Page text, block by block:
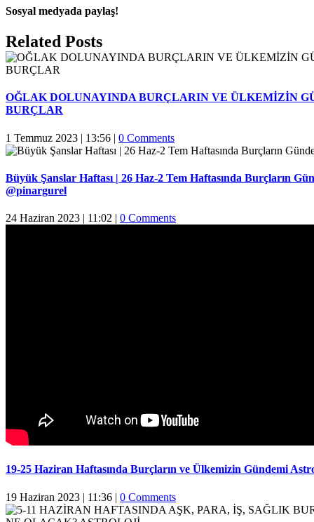
Sosyal medyada paylaş!
Facebook
Twitter
Reddit
LinkedIn
WhatsApp
Pinterest
Email
Related Posts
OĞLAK DOLUNAYINDA BURÇLARIN VE ÜLKEMİZİN
BURÇLAR
1 Temmuz 2023 | 13:56 | 0 Comments
Büyük Şanslar Haftası | 26 Haz-2 Tem Haftasında Burçların
@pinargurel
24 Haziran 2023 | 11:02 | 0 Comments
19-25 Haziran Haftasında Burçların ve Ülkemizin Gündemi
19 Haziran 2023 | 11:36 | 0 Comments